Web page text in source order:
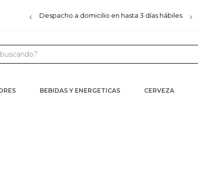
Despacho a domicilio en hasta 3 días hábiles
BEBIDAS Y ENERGETICAS CERVEZA